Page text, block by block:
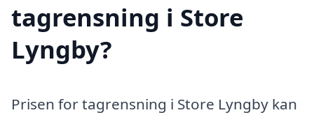
tagrensning i Store
Lyngby?
Prisen for tagrensning i Store Lyngby kan